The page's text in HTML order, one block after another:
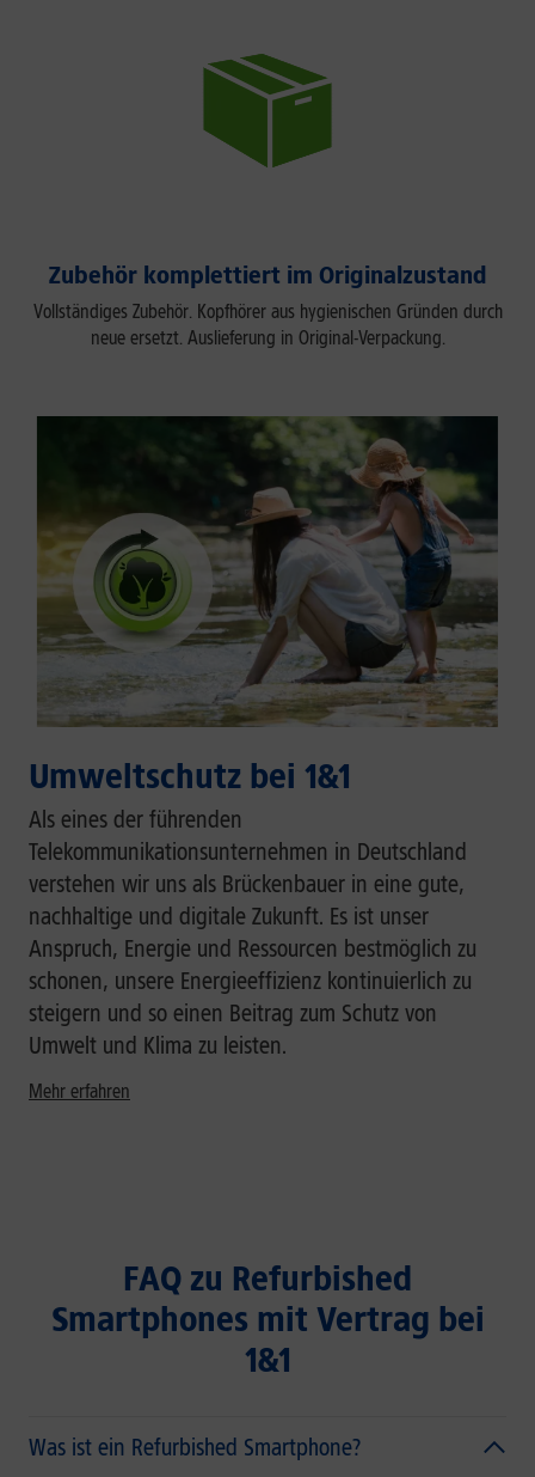
Zubehör komplettiert im Originalzustand
Vollständiges Zubehör. Kopfhörer aus hygienischen Gründen durch
neue ersetzt. Auslieferung in Original-Verpackung.
Umweltschutz bei 1&1
Als eines der führenden
Telekommunikationsunternehmen in Deutschland
verstehen wir uns als Brückenbauer in eine gute,
nachhaltige und digitale Zukunft. Es ist unser
Anspruch, Energie und Ressourcen bestmöglich zu
schonen, unsere Energieeffizienz kontinuierlich zu
steigern und so einen Beitrag zum Schutz von
Umwelt und Klima zu leisten.
Mehr erfahren
FAQ zu Refurbished
Smartphones mit Vertrag bei
1&1
Was ist ein Refurbished Smartphone?